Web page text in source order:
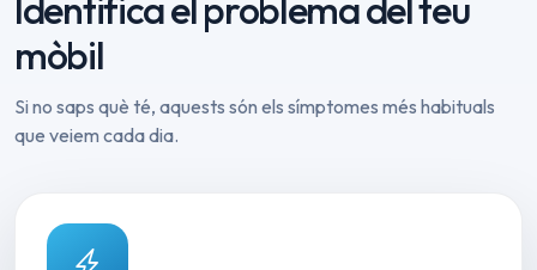
mòbil
Si no saps què té, aquests són els símptomes més habituals
que veiem cada dia.